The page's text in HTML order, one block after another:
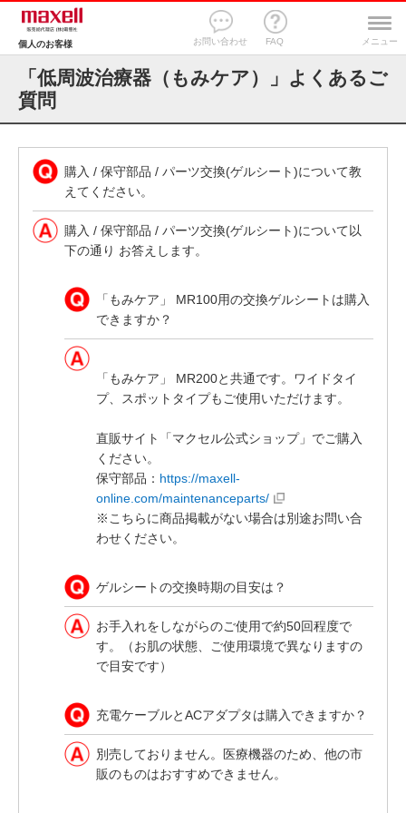
個人のお客様 お問い合わせ FAQ メニュー
「低周波治療器（もみケア）」よくあるご
質問
購入 / 保守部品 / パーツ交換(ゲルシート)について教
えてください。
購入 / 保守部品 / パーツ交換(ゲルシート)について以
下の通り お答えします。
「もみケア」 MR100用の交換ゲルシートは購入
できますか？
「もみケア」 MR200と共通です。ワイドタイ
プ、スポットタイプもご使用いただけます。
直販サイト「マクセル公式ショップ」でご購入
ください。
保守部品： https://maxell-
online.com/maintenanceparts/
※こちらに商品掲載がない場合は別途お問い合
わせください。
ゲルシートの交換時期の目安は？
お手入れをしながらのご使用で約50回程度で
す。（お肌の状態、ご使用環境で異なりますの
で目安です）
充電ケーブルとACアダプタは購入できますか？
別売しておりません。医療機器のため、他の市
販のものはおすすめできません。